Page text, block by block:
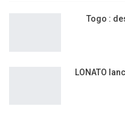
Togo :
LONATO